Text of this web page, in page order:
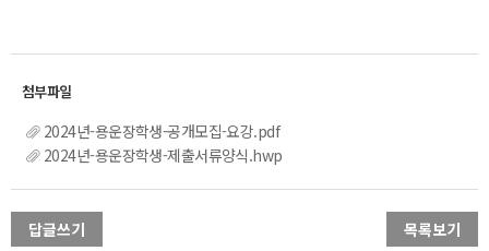
2024년-용운장학생-공개모집-요강.pdf
2024년-용운장학생-제출서류양식.hwp
답글쓰기 목록보기